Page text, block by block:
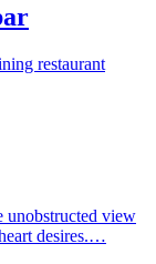
restaurant
unobstructed view
desires.…